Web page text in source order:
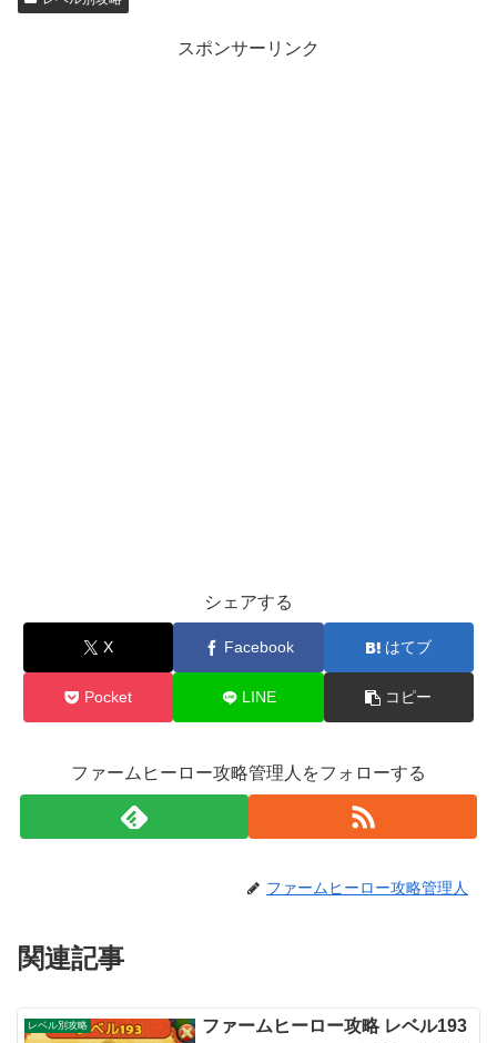
スポンサーリンク
シェアする
X Facebook はてブ
Pocket LINE コピー
ファームヒーロー攻略管理人をフォローする
ファームヒーロー攻略管理人
関連記事
レベル別攻略 ファームヒーロー攻略 レベル193